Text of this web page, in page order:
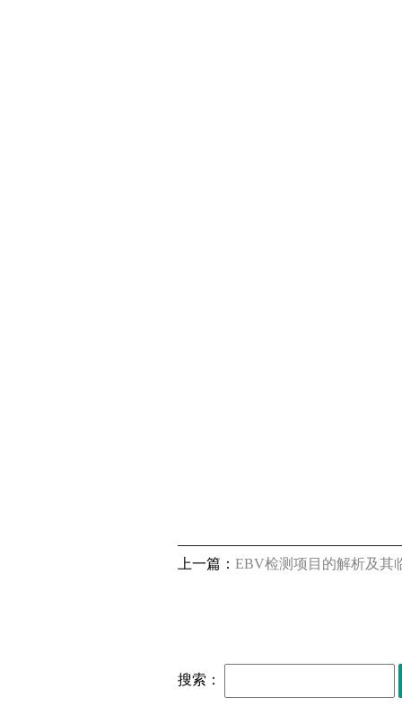
上一篇： EBV检测项目的解析及其
搜索：